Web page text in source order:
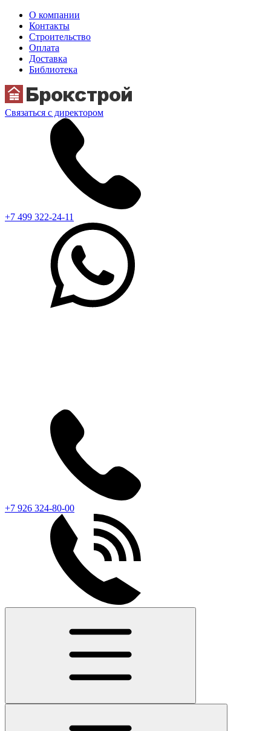
О компании
Контакты
Строительство
Оплата
Доставка
Библиотека
Связаться с директором
+7 499 322-24-11
+7 926 324-80-00